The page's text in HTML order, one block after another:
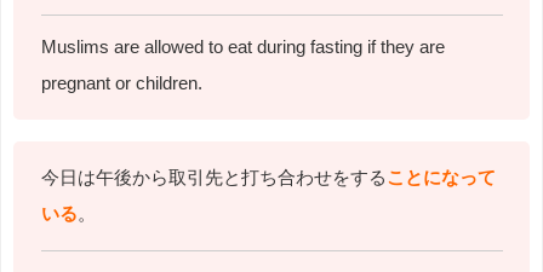
Muslims are allowed to eat during fasting if they are
pregnant or children.
今日は午後から取引先と打ち合わせをすることになって
いる。